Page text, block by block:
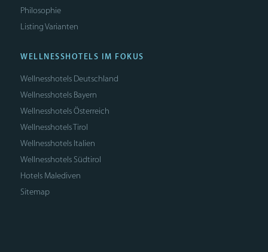
Philosophie
Listing Varianten
WELLNESSHOTELS IM FOKUS
Wellnesshotels Deutschland
Wellnesshotels Bayern
Wellnesshotels Österreich
Wellnesshotels Tirol
Wellnesshotels Italien
Wellnesshotels Südtirol
Hotels Malediven
Sitemap